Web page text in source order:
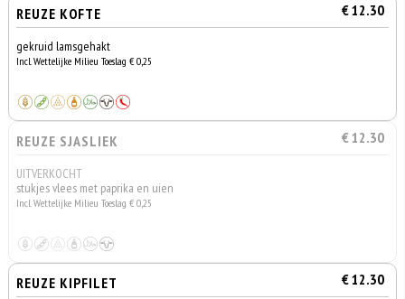
REUZE KOFTE € 12.30
gekruid lamsgehakt
Incl. Wettelijke Milieu Toeslag € 0,25
REUZE SJASLIEK € 12.30
UITVERKOCHT
stukjes vlees met paprika en uien
Incl. Wettelijke Milieu Toeslag € 0,25
REUZE KIPFILET € 12.30